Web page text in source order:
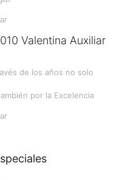
Valentina Auxiliar
de los años no solo
por la Excelencia